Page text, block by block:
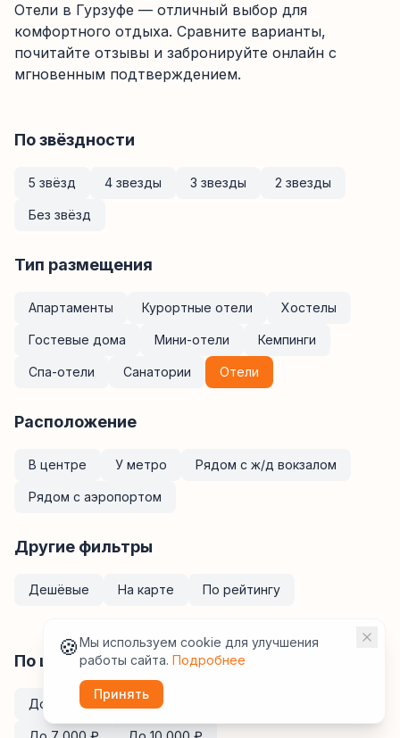
Отели в Гурзуфе — отличный выбор для
комфортного отдыха. Сравните варианты,
почитайте отзывы и забронируйте онлайн с
мгновенным подтверждением.
По звёздности
5 звёзд 4 звезды 3 звезды 2 звезды
Без звёзд
Тип размещения
Апартаменты Курортные отели Хостелы
Гостевые дома Мини-отели Кемпинги
Спа-отели Санатории Отели
Расположение
В центре У метро Рядом с ж/д вокзалом
Рядом с аэропортом
Другие фильтры
Дешёвые На карте По рейтингу
По цене за ночь
До 2 000 ₽ До 3 000
🍪Мы используем cookie для улучшения
работы сайта. Подробнее
Принять